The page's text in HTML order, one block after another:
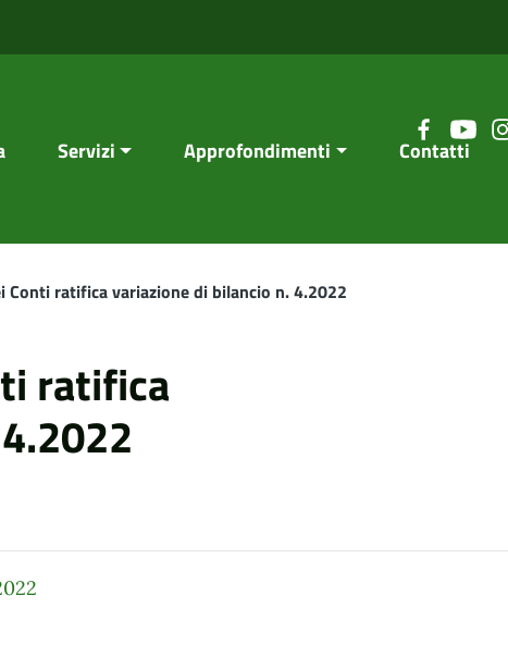
Servizi Approfondimenti Contatti
Conti ratifica variazione di bilancio n. 4.2022
ratifica